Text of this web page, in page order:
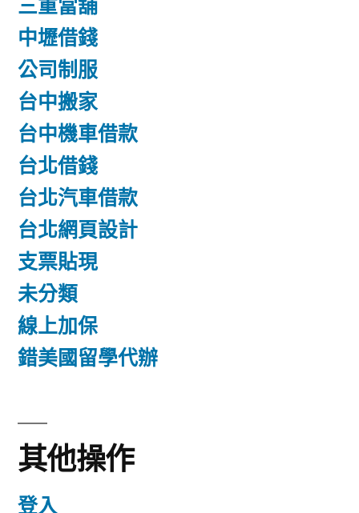
三重當舖
中壢借錢
公司制服
台中搬家
台中機車借款
台北借錢
台北汽車借款
台北網頁設計
支票貼現
未分類
線上加保
錯美國留學代辦
其他操作
登入